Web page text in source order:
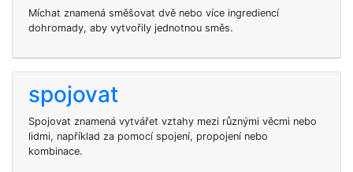
Míchat znamená směšovat dvě nebo více ingrediencí
dohromady, aby vytvořily jednotnou směs.
spojovat
Spojovat znamená vytvářet vztahy mezi různými věcmi nebo
lidmi, například za pomocí spojení, propojení nebo
kombinace.